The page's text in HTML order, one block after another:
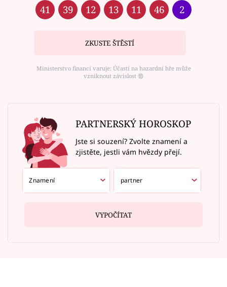
41 39 12 13 11 46 2
ZKUSTE ŠTĚSTÍ
Ministerstvo financí varuje: Účastí na hazardní hře může
vzniknout závislost ⑱
PARTNERSKÝ HOROSKOP
Jste si souzení? Zvolte znamení a
zjistěte, jestli vám hvězdy přejí.
VYPOČÍTAT